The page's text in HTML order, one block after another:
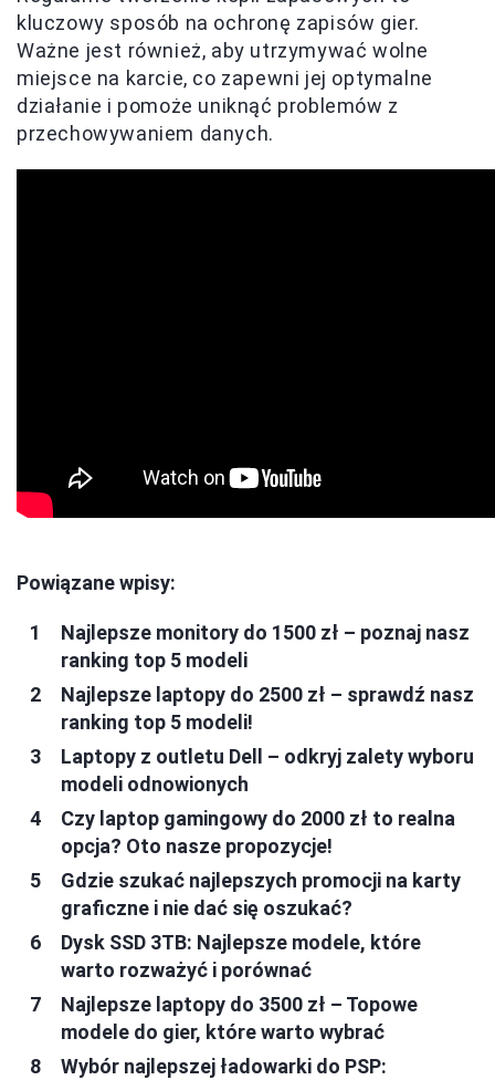
kluczowy sposób na ochronę zapisów gier.
Ważne jest również, aby utrzymywać wolne
miejsce na karcie, co zapewni jej optymalne
działanie i pomoże uniknąć problemów z
przechowywaniem danych.
Powiązane wpisy:
Najlepsze monitory do 1500 zł – poznaj nasz
ranking top 5 modeli
Najlepsze laptopy do 2500 zł – sprawdź nasz
ranking top 5 modeli!
Laptopy z outletu Dell – odkryj zalety wyboru
modeli odnowionych
Czy laptop gamingowy do 2000 zł to realna
opcja? Oto nasze propozycje!
Gdzie szukać najlepszych promocji na karty
graficzne i nie dać się oszukać?
Dysk SSD 3TB: Najlepsze modele, które
warto rozważyć i porównać
Najlepsze laptopy do 3500 zł – Topowe
modele do gier, które warto wybrać
Wybór najlepszej ładowarki do PSP: